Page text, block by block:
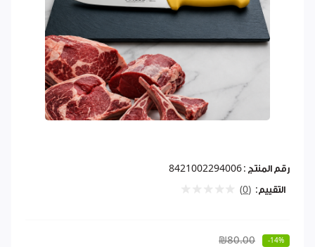
رقم المنتج : 8421002294006
التقييم: (0)
₪80.00 -14%